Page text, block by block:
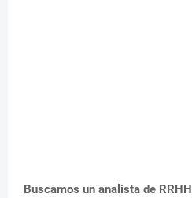
Buscamos un analista de RRHH